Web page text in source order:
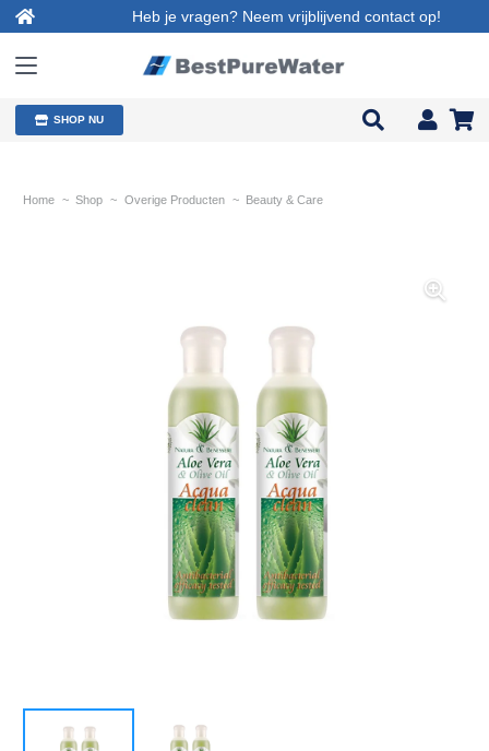
Heb je vragen? Neem vrijblijvend contact op!
SHOP NU
Home ~ Shop ~ Overige Producten ~ Beauty & Care